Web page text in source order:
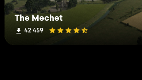
The Mechet
42 459